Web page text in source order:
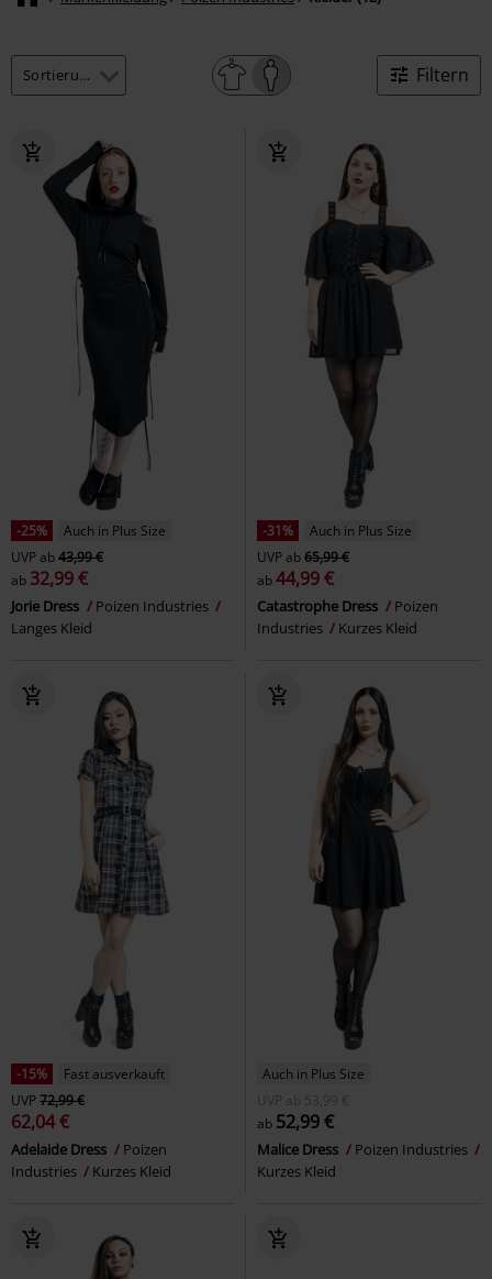
Filtern
-25%
Auch in Plus Size
UVPab43,99 €
ab 32,99 €
Jorie Dress
Poizen Industries
Langes Kleid
-31%
Auch in Plus Size
UVPab65,99 €
ab44,99 €
Catastrophe Dress
Poizen
Industries
Kurzes Kleid
-15%
Fast ausverkauft
UVP72,99 €
62,04 €
Adelaide Dress
Poizen
Industries
Kurzes Kleid
Auch in Plus Size
UVP
ab
53,99 €
ab 52,99 €
Malice Dress
Poizen Industries
Kurzes Kleid